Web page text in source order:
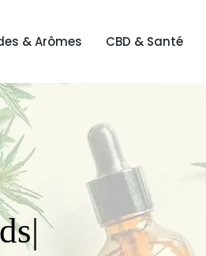
& Arômes CBD & Santé